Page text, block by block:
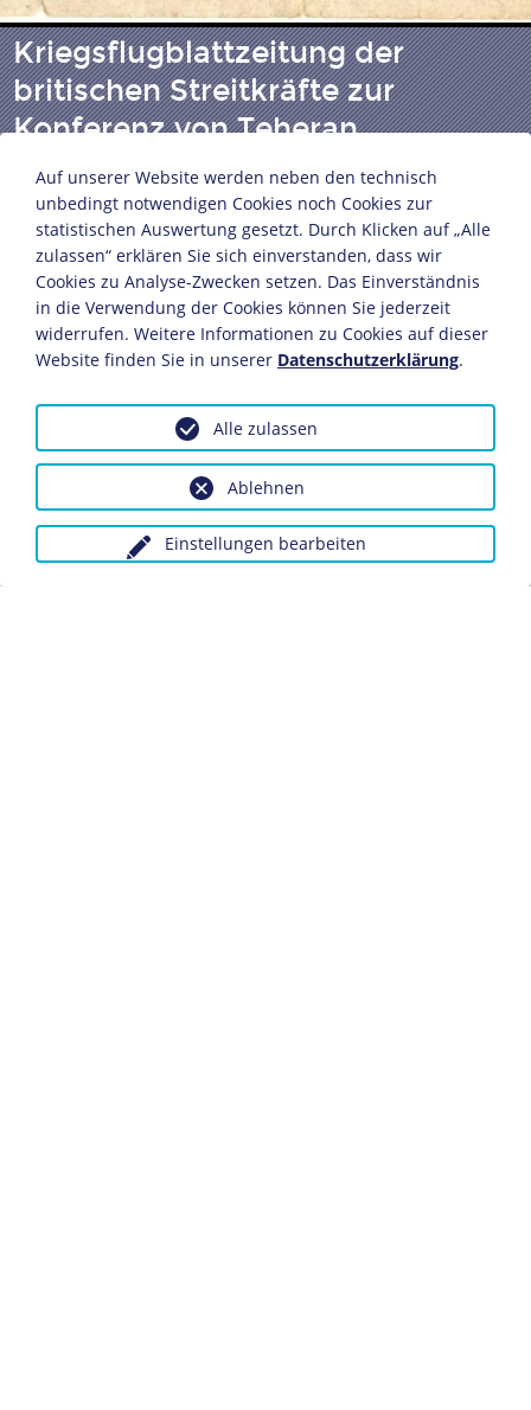
Kriegsflugblattzeitung der
britischen Streitkräfte zur
Konferenz von Teheran
Großbritannien und Nordirland, Dezember 1943
Papier
27,2 x 21,6 cm
Bildnachweis: Deutsches Historisches Museum,
Berlin
Inv.-Nr.: Do2 2014/301
Diese und andere Flugblattserien wurden zum Teil sehr
aufwändig gestaltet, vor allem die sowjetischen
Ausgaben bedienten sich ausgiebig der Fotomontage-
Dieses Objekt ist eingebunden in folgende LeMO-Seite:
Auf unserer Website werden neben den technisch
unbedingt notwendigen Cookies noch Cookies zur
statistischen Auswertung gesetzt. Durch Klicken auf „Alle
zulassen“ erklären Sie sich einverstanden, dass wir
Cookies zu Analyse-Zwecken setzen. Das Einverständnis
in die Verwendung der Cookies können Sie jederzeit
widerrufen. Weitere Informationen zu Cookies auf dieser
Website finden Sie in unserer Datenschutzerklärung.
Einstellungen bearbeiten
Ablehnen
Alle zulassen